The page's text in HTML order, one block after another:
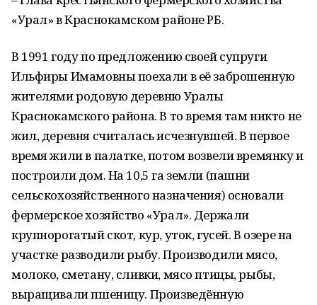
«Урал» в Краснокамском районе РБ.
В 1991 году по предложению своей супруги
Ильфиры Имамовны поехали в её заброшенную
жителями родовую деревню Уралы
Краснокамского района. В то время там никто не
жил, деревня считалась исчезнувшей. В первое
время жили в палатке, потом возвели времянку и
построили дом. На 10,5 га земли (пашни
сельскохозяйственного назначения) основали
фермерское хозяйство «Урал». Держали
крупнорогатый скот, кур, уток, гусей. В озере на
участке разводили рыбу. Производили мясо,
молоко, сметану, сливки, мясо птицы, рыбы,
выращивали пшеницу. Произведённую